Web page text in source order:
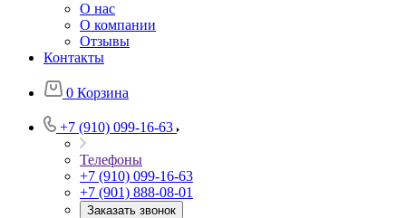
О нас
О компании
Отзывы
Контакты
0 Корзина
+7 (910) 099-16-63
Телефоны
+7 (910) 099-16-63
+7 (901) 888-08-01
Заказать звонок